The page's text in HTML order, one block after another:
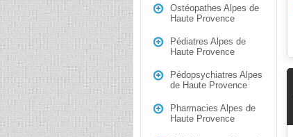
Ostéopathes Alpes de
Haute Provence
Pédiatres Alpes de
Haute Provence
Pédopsychiatres Alpes
de Haute Provence
Pharmacies Alpes de
Haute Provence